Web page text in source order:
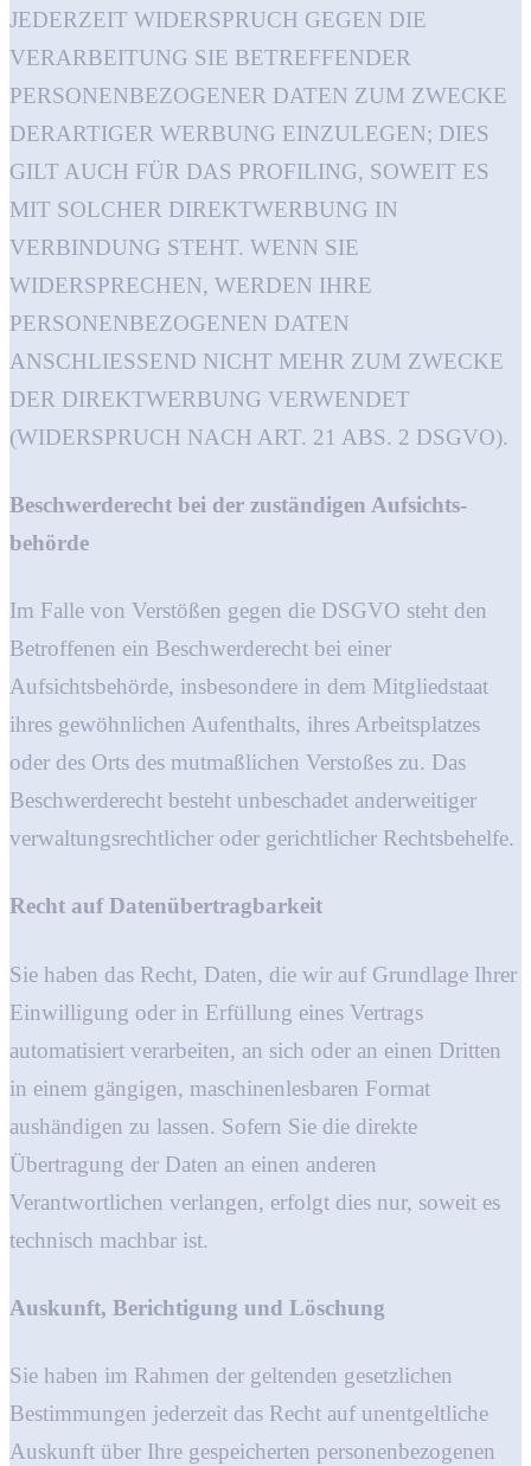
JEDERZEIT WIDERSPRUCH GEGEN DIE
VERARBEITUNG SIE BETREFFENDER
PERSONENBEZOGENER DATEN ZUM ZWECKE
DERARTIGER WERBUNG EINZULEGEN; DIES
GILT AUCH FÜR DAS PROFILING, SOWEIT ES
MIT SOLCHER DIREKTWERBUNG IN
VERBINDUNG STEHT. WENN SIE
WIDERSPRECHEN, WERDEN IHRE
PERSONENBEZOGENEN DATEN
ANSCHLIESSEND NICHT MEHR ZUM ZWECKE
DER DIREKTWERBUNG VERWENDET
(WIDERSPRUCH NACH ART. 21 ABS. 2 DSGVO).
Beschwerde­recht bei der zuständigen Aufsichts­
behörde
Im Falle von Verstößen gegen die DSGVO steht den
Betroffenen ein Beschwerderecht bei einer
Aufsichtsbehörde, insbesondere in dem Mitgliedstaat
ihres gewöhnlichen Aufenthalts, ihres Arbeitsplatzes
oder des Orts des mutmaßlichen Verstoßes zu. Das
Beschwerderecht besteht unbeschadet anderweitiger
verwaltungsrechtlicher oder gerichtlicher Rechtsbehelfe.
Recht auf Daten­übertrag­barkeit
Sie haben das Recht, Daten, die wir auf Grundlage Ihrer
Einwilligung oder in Erfüllung eines Vertrags
automatisiert verarbeiten, an sich oder an einen Dritten
in einem gängigen, maschinenlesbaren Format
aushändigen zu lassen. Sofern Sie die direkte
Übertragung der Daten an einen anderen
Verantwortlichen verlangen, erfolgt dies nur, soweit es
technisch machbar ist.
Auskunft, Berichtigung und Löschung
Sie haben im Rahmen der geltenden gesetzlichen
Bestimmungen jederzeit das Recht auf unentgeltliche
Auskunft über Ihre gespeicherten personenbezogenen